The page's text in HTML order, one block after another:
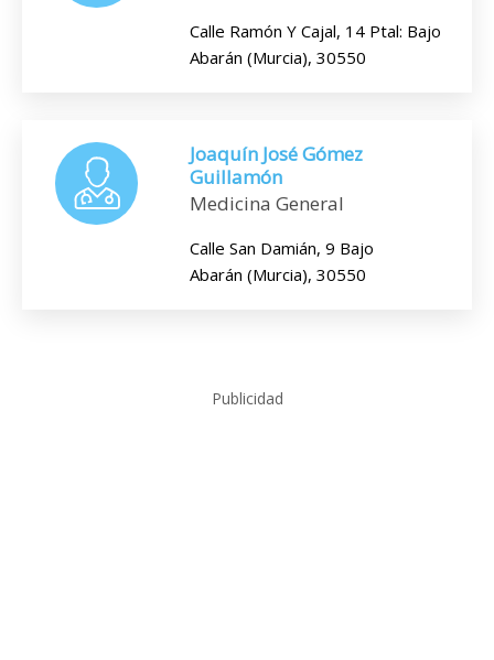
Calle Ramón Y Cajal, 14 Ptal: Bajo
Abarán (Murcia), 30550
Joaquín José Gómez
Guillamón
Medicina General
Calle San Damián, 9 Bajo
Abarán (Murcia), 30550
Publicidad